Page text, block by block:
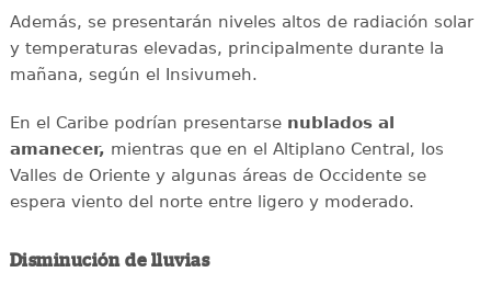
Además, se presentarán niveles altos de radiación solar
y temperaturas elevadas, principalmente durante la
mañana, según el Insivumeh.
En el Caribe podrían presentarse nublados al
amanecer, mientras que en el Altiplano Central, los
Valles de Oriente y algunas áreas de Occidente se
espera viento del norte entre ligero y moderado.
Disminución de lluvias